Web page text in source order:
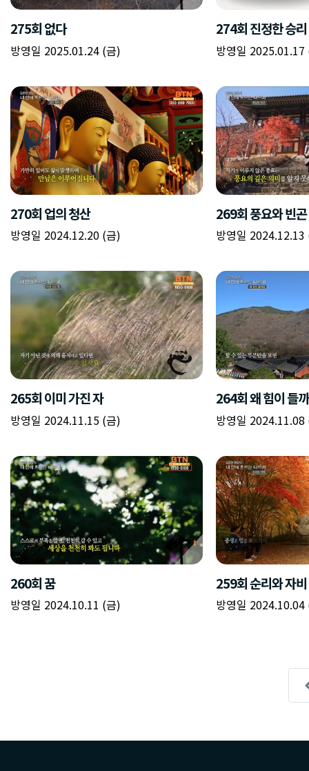
275회 없다
방영일 2025.01.24 (금)
274회 진정한 승리
방영일 2025.01.17
270회 업의 청산
방영일 2024.12.20 (금)
269회 풍요와 빈곤
방영일 2024.12.13
265회 이미 가진 자
방영일 2024.11.15 (금)
264회 왜 힘이 들
방영일 2024.11.08
260회 꿈
방영일 2024.10.11 (금)
259회 순리와 자비
방영일 2024.10.04